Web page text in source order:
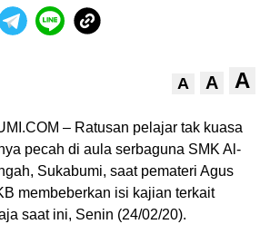
A A A
– Ratusan pelajar tak kuasa
pecah di aula serbaguna SMK Al-
Sukabumi, saat pemateri Agus
membeberkan isi kajian terkait
saat ini, Senin (24/02/20).